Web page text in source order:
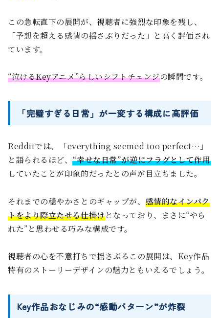
この急転直下の展開が、視聴者に強烈な印象を残し、
「予想を超える感情の揺さぶりだった」と高く評価され
ています。
“泣けるKeyアニメ”らしいシフトチェンジの瞬間です。
「完璧すぎる日常」が一変する構成に高評価
Redditでは、「everything seemed too perfect…」
と語られるほど、“幸せな日常”が逆にフラグとして作用
していたことが印象的だったとの声が目立ちました。
それまでの穏やかさとのギャップが、 感情的なインパク
トをより際立たせる仕掛けとなっており、まさに“やら
れた”と思わせる巧みな構成です。
視聴者の心を不意打ちで揺さぶるこの展開は、Key作品
特有のストーリーデザインの魅力ともいえるでしょう。
Key作品おなじみの“感動パターン”が炸裂